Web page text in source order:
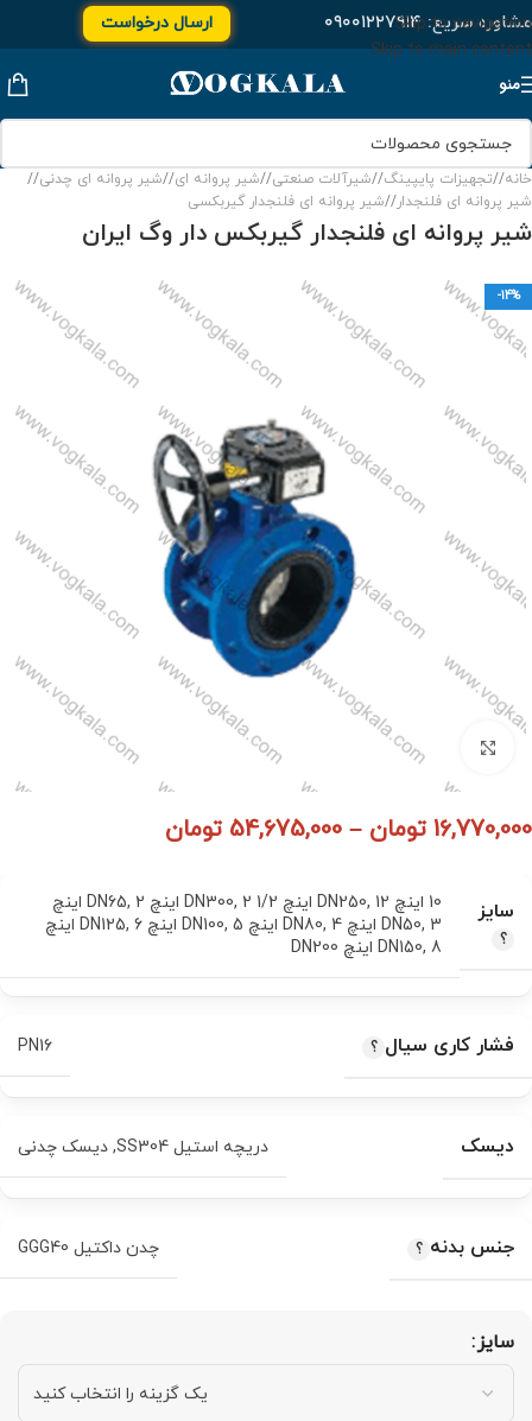
Skip to navigation
Skip to main content
مشاوره سریع:۰۹۰۰۱۲۲۷۹۱۴ ارسال درخواست
منو
خانه/ تجهیزات پایپینگ/ شیرآلات صنعتی/ شیر پروانه ای/ شیر پروانه ای چدنی/
شیر پروانه ای فلنجدار/ شیر پروانه ای فلنجدار گیربکسی
شیر پروانه ای فلنجدار گیربکس دار وگ ایران
-14%
برای بزرگنمایی کلیک کنید
16,770,000 تومان –
54,675,000 تومان
سایز 10 اینچ DN250 , 12 اینچ DN300 , 2 1/2 اینچ DN65 ,
2 اینچ
DN50, 3 اینچ DN80 , 4 اینچ DN100 , 5 اینچ DN125 ,
6 اینچ
DN150, 8 اینچ DN200
فشار کاری سیال PN16
دیسک دریچه استیل SS304 , دیسک چدنی
جنس بدنه چدن داکتیل GGG40
سایز